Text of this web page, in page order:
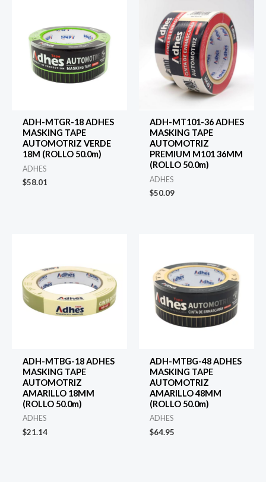
ADH-MTGR-18 ADHES
MASKING TAPE
AUTOMOTRIZ VERDE
18M (ROLLO 50.0m)
ADHES
$58.01
ADH-MT101-36 ADHES
MASKING TAPE
AUTOMOTRIZ
PREMIUM M101 36MM
(ROLLO 50.0m)
ADHES
$50.09
ADH-MTBG-18 ADHES
MASKING TAPE
AUTOMOTRIZ
AMARILLO 18MM
(ROLLO 50.0m)
ADHES
$21.14
ADH-MTBG-48 ADHES
MASKING TAPE
AUTOMOTRIZ
AMARILLO 48MM
(ROLLO 50.0m)
ADHES
$64.95